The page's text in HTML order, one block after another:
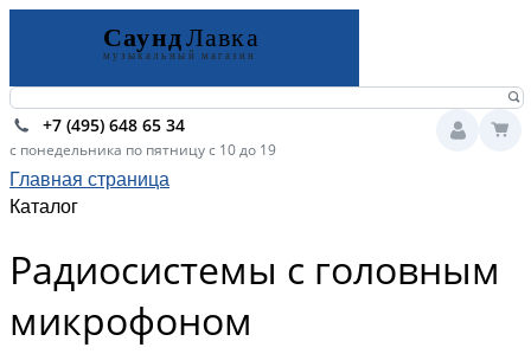
+7 (495) 648 65 34
с понедельника по пятницу с 10 до 19
Главная страница
Каталог
Радиосистемы с головным
микрофоном